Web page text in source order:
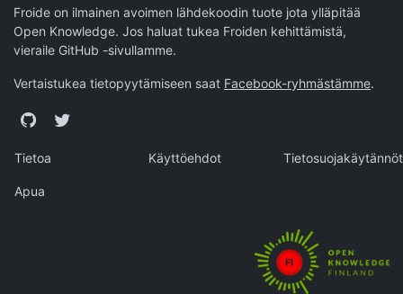
Froide on ilmainen avoimen lähdekoodin tuote jota ylläpitää
Open Knowledge. Jos haluat tukea Froiden kehittämistä,
vieraile GitHub -sivullamme.
Vertaistukea tietopyytämiseen saat Facebook-ryhmästämme.
GitHubTwitter
Tietoa Käyttöehdot Tietosuojakäytännöt
Apua